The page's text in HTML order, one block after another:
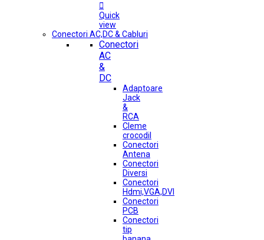

Quick
view
Conectori AC,DC & Cabluri
Conectori
AC
&
DC
Adaptoare
Jack
&
RCA
Cleme
crocodil
Conectori
Antena
Conectori
Diversi
Conectori
Hdmi,VGA,DVI
Conectori
PCB
Conectori
tip